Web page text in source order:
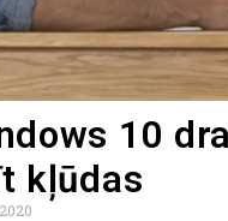
10
kļūdas